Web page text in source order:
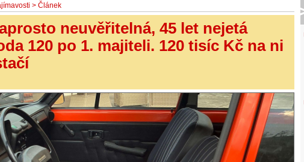
> Článek
neuvěřitelná, 45 let nejetá
120 po 1. majiteli. 120 tisíc Kč na ni